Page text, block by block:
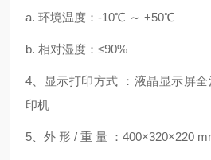
a. 环境温度：-10℃ ～ +50℃
b. 相对湿度：≤90%
4、显示打印方式 ：液晶显示屏
印机
5、外 形 / 重 量 ：400×320×220